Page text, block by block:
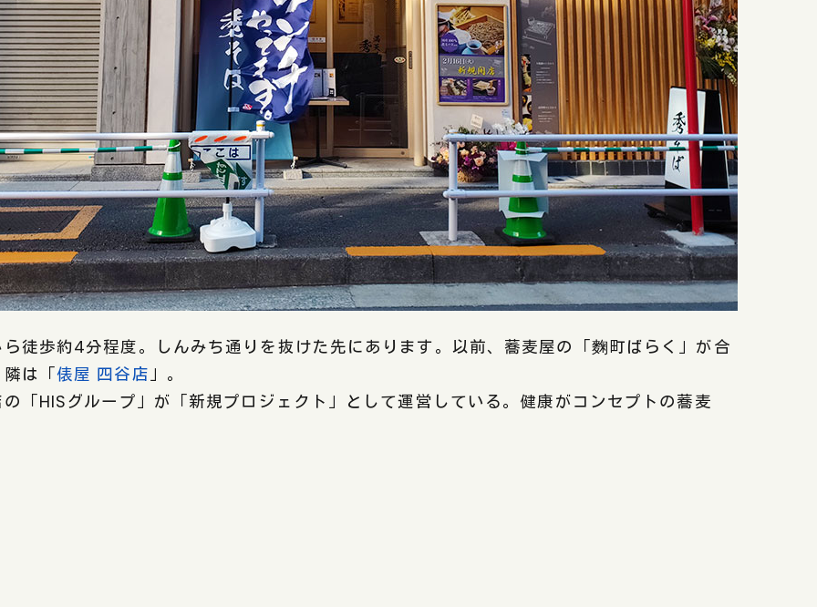
徒歩約4分程度。しんみち通りを抜けた先にあります。以前、蕎麦屋の「麴町ばらく」が合
は「俵屋 四谷店」。
「HISグループ」が「新規プロジェクト」として運営している。健康がコンセプトの蕎麦